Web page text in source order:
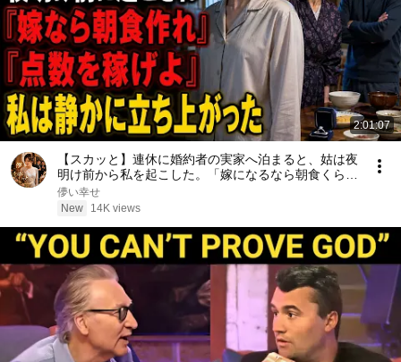
2:01:07
【スカッと】連休に婚約者の実家へ泊まると、姑は夜
明け前から私を起こした。「嫁になるなら朝食くらい
作りなさい」婚約者まで「点数を稼げよ」と笑った
――私は静かに立ち上がった……。
儚い幸せ
New
14K views